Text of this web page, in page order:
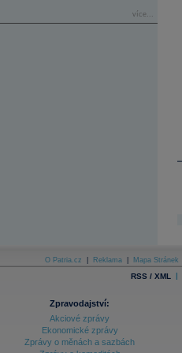
více...
O Patria.cz Reklama Mapa Stránek
RSS / XML |
Zpravodajství:
Akciové zprávy
Ekonomické zprávy
Zprávy o měnách a sazbách